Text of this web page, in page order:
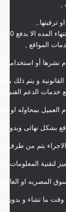
الا بدفع 30دولارا.,
المواقع ,
نشرها أو استخدامها,
و يتم ذلك
خدمات الدعم الفنى,
بمحاوله او
بشكل نهائى وبدون
يتم من طرف
لتقنية المعلومات
المصريه او
وقت ما تشاء و بدون